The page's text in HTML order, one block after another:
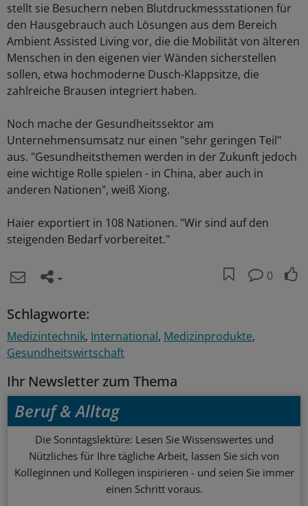
stellt sie Besuchern neben Blutdruckmessstationen für
den Hausgebrauch auch Lösungen aus dem Bereich
Ambient Assisted Living vor, die die Mobilität von älteren
Menschen in den eigenen vier Wänden sicherstellen
sollen, etwa hochmoderne Dusch-Klappsitze, die
zahlreiche Brausen integriert haben.
Noch mache der Gesundheitssektor am
Unternehmensumsatz nur einen "sehr geringen Teil"
aus. "Gesundheitsthemen werden in der Zukunft jedoch
eine wichtige Rolle spielen - in China, aber auch in
anderen Nationen", weiß Xiong.
Haier exportiert in 108 Nationen. "Wir sind auf den
steigenden Bedarf vorbereitet."
0
Schlagworte:
Medizintechnik International Medizinprodukte
Gesundheitswirtschaft
Ihr Newsletter zum Thema
Beruf & Alltag
Die Sonntagslektüre: Lesen Sie Wissenswertes und
Nützliches für Ihre tägliche Arbeit, lassen Sie sich von
Kolleginnen und Kollegen inspirieren - und seien Sie immer
einen Schritt voraus.